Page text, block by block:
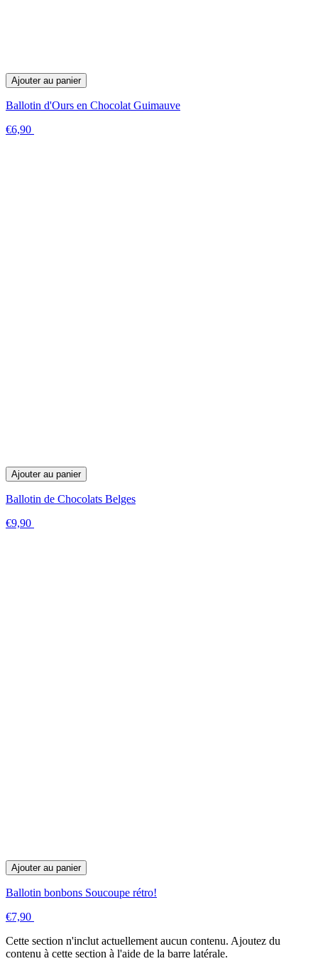
Ajouter au panier
Ballotin d'Ours en Chocolat Guimauve
€6,90
Ajouter au panier
Ballotin de Chocolats Belges
€9,90
Ajouter au panier
Ballotin bonbons Soucoupe rétro!
€7,90
Cette section n'inclut actuellement aucun contenu. Ajoutez du
contenu à cette section à l'aide de la barre latérale.